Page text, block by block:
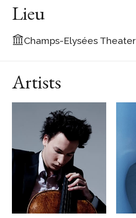
Lieu
Champs-Elysées Theater
Artists